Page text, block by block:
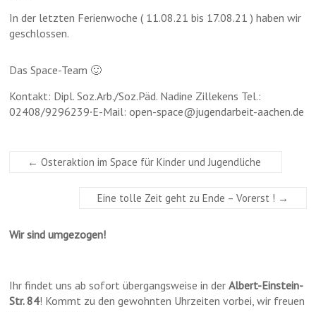
In der letzten Ferienwoche ( 11.08.21 bis 17.08.21 ) haben wir
geschlossen.
Das Space-Team 🙂
Kontakt: Dipl. Soz.Arb./Soz.Päd. Nadine Zillekens Tel.:
02408/9296239∙E-Mail: open-space@jugendarbeit-aachen.de
← Osteraktion im Space für Kinder und Jugendliche
Eine tolle Zeit geht zu Ende – Vorerst ! →
Wir sind umgezogen!
Ihr findet uns ab sofort übergangsweise in derAlbert-Einstein-
Str. 84! Kommt zu den gewohnten Uhrzeiten vorbei, wir freuen